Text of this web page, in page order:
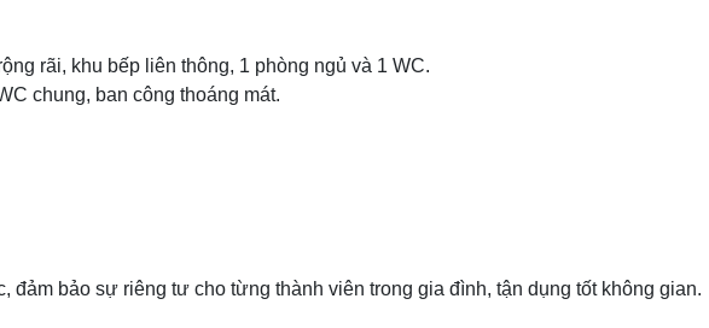
rãi, khu bếp liên thông, 1 phòng ngủ và 1 WC.
chung, ban công thoáng mát.
đảm bảo sự riêng tư cho từng thành viên trong gia đình, tận dụng tốt không gian.